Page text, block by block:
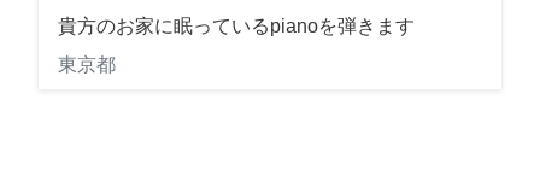
貴方のお家に眠っているpianoを弾きます
東京都